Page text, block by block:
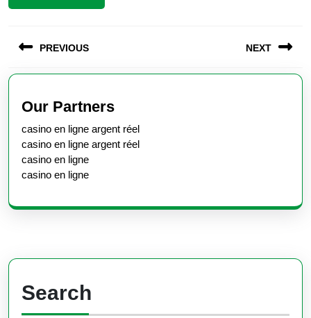
navigation
PREVIOUS
Previous
post:
NEXT
Our Partners
casino en ligne argent réel
casino en ligne argent réel
casino en ligne
casino en ligne
Search